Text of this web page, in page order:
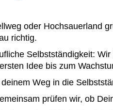
oder Hochsauerland
richtig.
Selbstständigkeit:
Idee bis zum
Weg in die
prüfen wir, ob